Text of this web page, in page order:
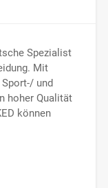
Spezialist
Mit
und
hoher Qualität
können